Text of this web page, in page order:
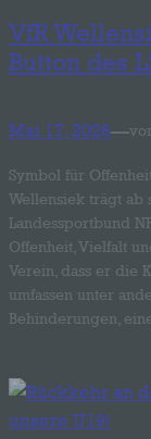
VfR
Button des
Mai 17, 2026—
Symbol für
Wellensiek trägt ab
Landessportbund
Offenheit, Vielfalt
Verein, dass er die
umfassen unter
Behinderungen,
Sind
das
so
h)